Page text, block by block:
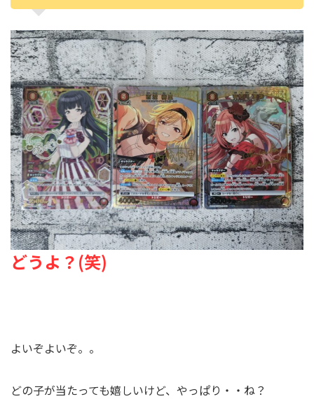
どうよ？(笑)
よいぞよいぞ。。
どの子が当たっても嬉しいけど、やっぱり・・ね？